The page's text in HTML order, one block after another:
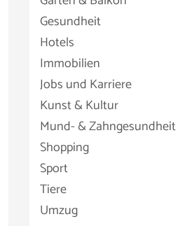
Gesundheit
Hotels
Immobilien
Jobs und Karriere
Kunst & Kultur
Mund- & Zahngesundheit
Shopping
Sport
Tiere
Umzug